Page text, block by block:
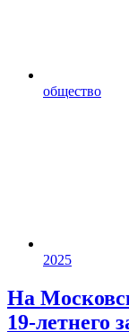
общество
2025
На
19-летнего